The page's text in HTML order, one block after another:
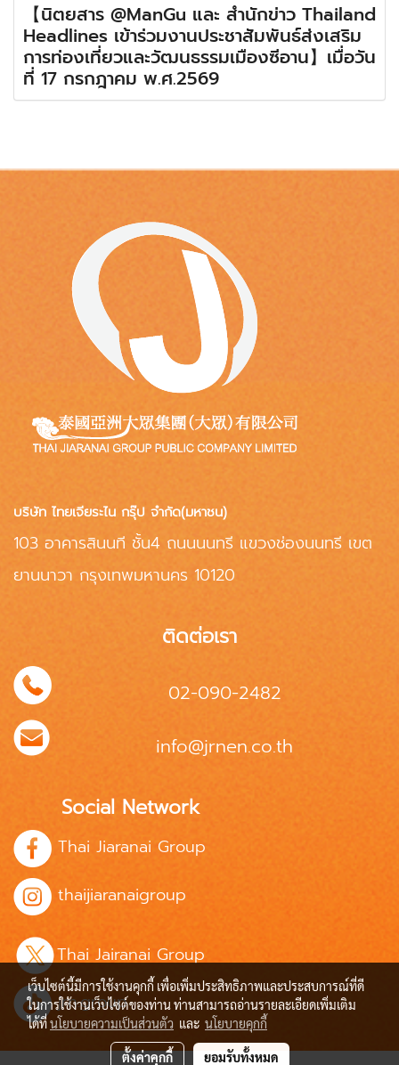
【นิตยสาร @ManGu และ สำนักข่าว Thailand
Headlines เข้าร่วมงานประชาสัมพันธ์ส่งเสริม
การท่องเที่ยวและวัฒนธรรมเมืองซีอาน】เมื่อวัน
ที่ 17 กรกฎาคม พ.ศ.2569
บริษัท ไทยเจียระไน กรุ๊ป จำกัด(มหาชน)
103 อาคารสินนที ชั้น4 ถนนนนทรี แขวงช่องนนทรี เขต
ยานนาวา กรุงเทพมหานคร 10120
ติดต่อเรา
02-090-2482
info@jrnen.co.th
Social Network
Thai Jiaranai Group
thaijiaranaigroup
Thai Jairanai Group
jrn.group
เว็บไซต์นี้มีการใช้งานคุกกี้ เพื่อเพิ่มประสิทธิภาพและประสบการณ์ที่ดี
ในการใช้งานเว็บไซต์ของท่าน ท่านสามารถอ่านรายละเอียดเพิ่มเติม
ได้ที่นโยบายความเป็นส่วนตัว และ นโยบายคุกกี้
ตั้งค่าคุกกี้ ยอมรับทั้งหมด